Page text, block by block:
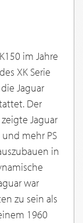
im Jahre
XK Serie
Jaguar
Der
Jaguar
mehr PS
in
war
zu sein als
1960